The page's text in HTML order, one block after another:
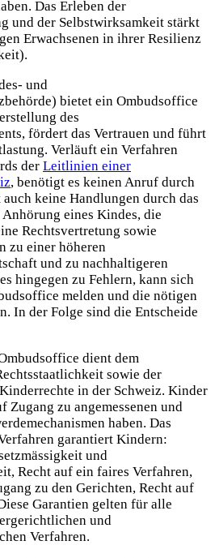
Das Erleben der
und der Selbstwirksamkeit stärkt
Erwachsenen in ihrer Resilienz
und
bietet ein Ombudsoffice
des
fördert das Vertrauen und führt
Verläuft ein Verfahren
der Leitlinien einer
, benötigt es keinen Anruf durch
keine Handlungen durch das
eines Kindes, die
Rechtsvertretung sowie
zu einer höheren
und zu nachhaltigeren
hingegen zu Fehlern, kann sich
melden und die nötigen
In der Folge sind die Entscheide
dient dem
sowie der
in der Schweiz. Kinder
Zugang zu angemessenen und
haben. Das
garantiert Kindern:
und
Recht auf ein faires Verfahren,
zu den Gerichten, Recht auf
Garantien gelten für alle
und
Verfahren.